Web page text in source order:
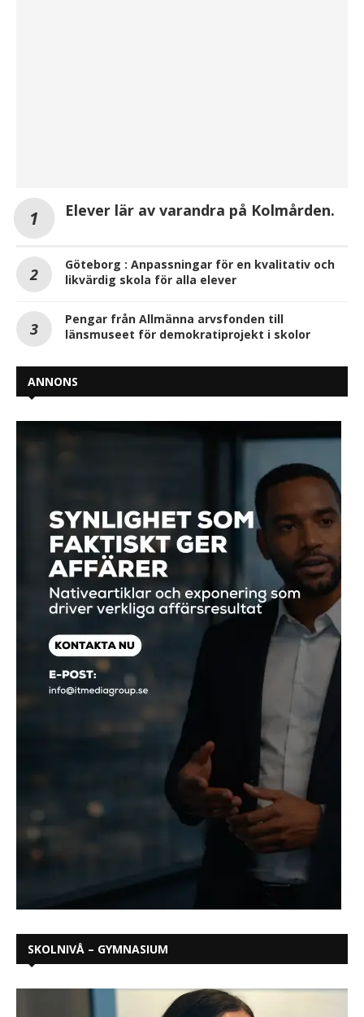
Elever lär av varandra på Kolmården.
Göteborg : Anpassningar för en kvalitativ och
likvärdig skola för alla elever
Pengar från Allmänna arvsfonden till
länsmuseet för demokratiprojekt i skolor
ANNONS
SKOLNIVÅ – GYMNASIUM